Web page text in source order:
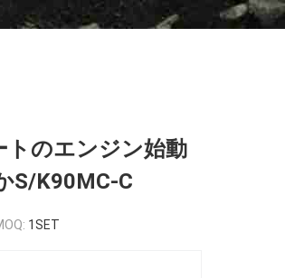
トのエンジン始動
S/K90MC-C
1SET